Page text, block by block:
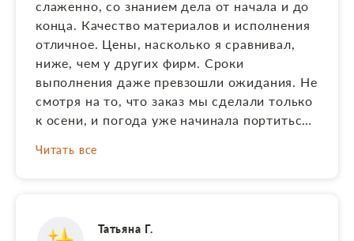
слаженно, со знанием дела от начала и до
конца. Качество материалов и исполнения
отличное. Цены, насколько я сравнивал,
ниже, чем у других фирм. Сроки
выполнения даже превзошли ожидания. Не
смотря на то, что заказ мы сделали только
к осени, и погода уже начинала портиться,
установить заранее до холодов. За это,
только положительные!
Читать все
Татьяна Г.